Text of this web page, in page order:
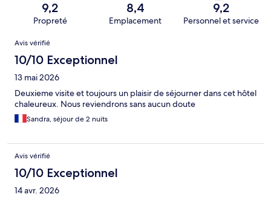
9,2
Propreté
8,4
Emplacement
9,2
Personnel et service
Avis
Avis vérifié
10/10 Exceptionnel
13 mai 2026
Deuxieme visite et toujours un plaisir de séjourner dans cet hôtel
chaleureux. Nous reviendrons sans aucun doute
Sandra, séjour de 2 nuits
Avis vérifié
10/10 Exceptionnel
14 avr. 2026